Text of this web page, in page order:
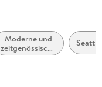
Moderne und
zeitgenössische
Liebesromane /
Seattle